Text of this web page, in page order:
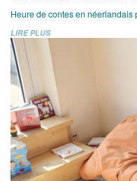
Heure de contes en néerlandais
LIRE PLUS